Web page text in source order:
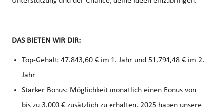
DAS BIETEN WIR DIR:
Top‑Gehalt: 47.843,60 € im 1. Jahr und 51.794,48 € im 2.
Jahr
Starker Bonus: Möglichkeit monatlich einen Bonus von
bis zu 3.000 € zusätzlich zu erhalten. 2025 haben unsere